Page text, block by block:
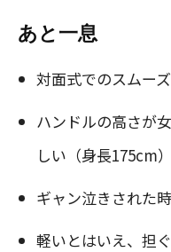
あと一息
対面式でのスムー
ハンドルの高さが
しい（身長175cm）
ギャン泣きされた
軽いとはいえ、担